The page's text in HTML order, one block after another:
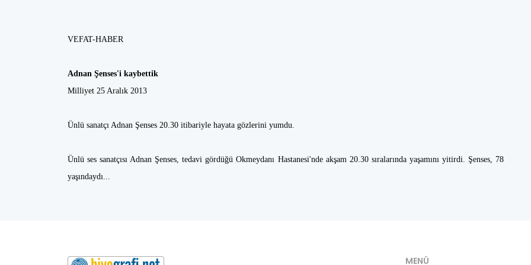
VEFAT-HABER
Adnan Şenses'i kaybettik
Milliyet 25 Aralık 2013
Ünlü sanatçı Adnan Şenses 20.30 itibariyle hayata gözlerini yumdu.
Ünlü ses sanatçısı Adnan Şenses, tedavi gördüğü Okmeydanı Hastanesi'nde akşam 20.30 sıralarında yaşamını yitirdi. Şenses, 78
yaşındaydı...
MENÜ